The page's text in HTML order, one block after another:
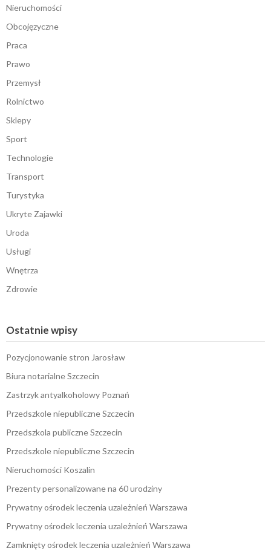
Nieruchomości
Obcojęzyczne
Praca
Prawo
Przemysł
Rolnictwo
Sklepy
Sport
Technologie
Transport
Turystyka
Ukryte Zajawki
Uroda
Usługi
Wnętrza
Zdrowie
Ostatnie wpisy
Pozycjonowanie stron Jarosław
Biura notarialne Szczecin
Zastrzyk antyalkoholowy Poznań
Przedszkole niepubliczne Szczecin
Przedszkola publiczne Szczecin
Przedszkole niepubliczne Szczecin
Nieruchomości Koszalin
Prezenty personalizowane na 60 urodziny
Prywatny ośrodek leczenia uzależnień Warszawa
Prywatny ośrodek leczenia uzależnień Warszawa
Zamknięty ośrodek leczenia uzależnień Warszawa